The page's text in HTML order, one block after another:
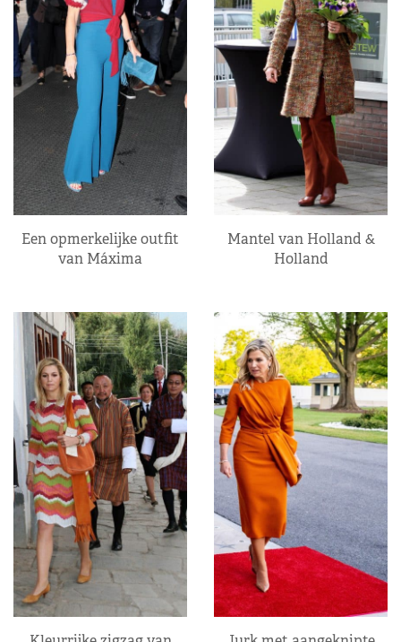
Een opmerkelijke outfit
van Máxima
Mantel van Holland &
Holland